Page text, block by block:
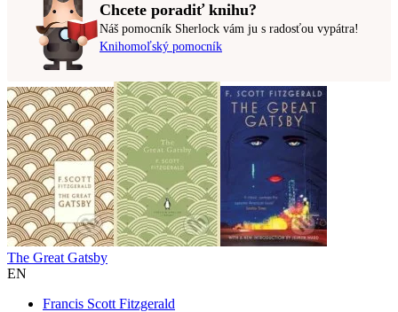
Chcete poradiť knihu?
Náš pomocník Sherlock vám ju s radosťou vypátra!
Knihomoľský pomocník
The Great Gatsby
EN
Francis Scott Fitzgerald